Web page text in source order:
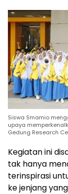
Siswa Smamio
upaya
Gedung Research
Kegiatan ini
tak hanya
terinspirasi
ke jenjang